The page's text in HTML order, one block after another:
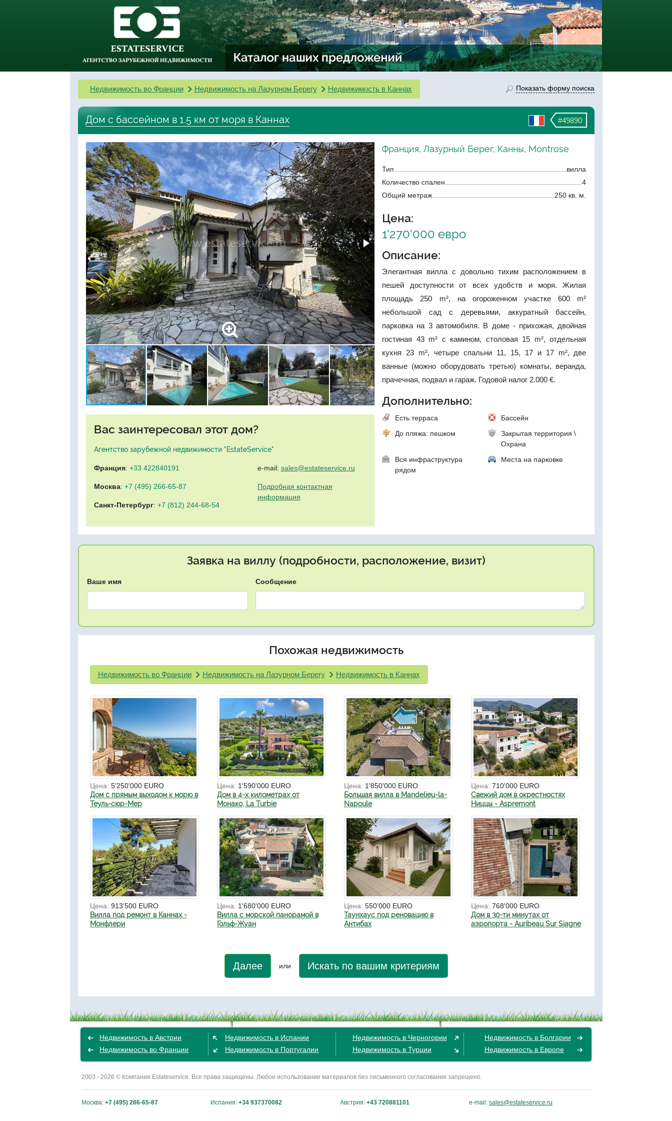
Недвижимость во Франции Недвижимость на Лазурном Берегу Недвижимость в Каннах Показать форму поиска
#49890
Дом с бассейном в 1.5 км от моря в Каннах
Вас заинтересовал этот дом?
Агентство зарубежной недвижимости "EstateService"
Франция: +33 422840191
Москва: +7 (495) 266-65-87
Санкт-Петербург: +7 (812) 244-68-54
e-mail: sales@estateservice.ru
Подробная контактная
информация
Франция, Лазурный Берег, Канны, Montrose
Тип
вилла
Количество спален
4
Общий метраж
250 кв. м.
Цена:
1'270'000 евро
Описание:
Элегантная вилла с довольно тихим расположением в
пешей доступности от всех удобств и моря. Жилая
площадь 250 m², на огороженном участке 600 m²
небольшой сад с деревьями, аккуратный бассейн,
парковка на 3 автомобиля. В доме - прихожая, двойная
гостиная 43 m² с камином, столовая 15 m², отдельная
кухня 23 m², четыре спальни 11, 15, 17 и 17 m², две
ванные (можно оборудовать третью) комнаты, веранда,
прачечная, подвал и гараж. Годовой налог 2.000 €.
Дополнительно:
Есть терраса
Бассейн
До пляжа: пешком
Закрытая территория \
Охрана
Вся инфраструктура
рядом
Места на парковке
Заявка на виллу (подробности, расположение, визит)
Ваше имя Сообщение
Похожая недвижимость
Недвижимость во Франции Недвижимость на Лазурном Берегу Недвижимость в Каннах
Цена: 5'250'000 EURO
Дом с прямым выходом к морю в
Теуль-сюр-Мер
Цена: 1'590'000 EURO
Дом в 4-х километрах от
Монако, La Turbie
Цена: 1'850'000 EURO
Большая вилла в Mandelieu-la-
Napoule
Цена: 710'000 EURO
Свежий дом в окрестностях
Ниццы - Aspremont
Цена: 913'500 EURO
Вилла под ремонт в Каннах -
Монфлери
Цена: 1'680'000 EURO
Вилла с морской панорамой в
Гольф-Жуан
Цена: 550'000 EURO
Таунхаус под реновацию в
Антибах
Цена: 768'000 EURO
Дом в 30-ти минутах от
аэропорта - Auribeau Sur Siagne
Далее или Искать по вашим критериям
Недвижимость в Австрии
Недвижимость во Франции
Недвижимость в Испании
Недвижимость в Португалии
Недвижимость в Черногории
Недвижимость в Турции
Недвижимость в Болгарии
Недвижимость в Европе
2003 - 2026 © Компания Estateservice. Все права защищены. Любое использование материалов без письменного согласования запрещено.
Москва: +7 (495) 266-65-87 Испания: +34 937370082 Австрия: +43 720881101 e-mail: sales@estateservice.ru